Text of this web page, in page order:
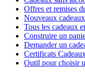
Offres et remises
Nouveaux cadeaux
Tous les cadeaux
Construire un
Demander un
Certificats
Outil pour choisir